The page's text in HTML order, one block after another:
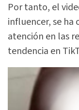
Por tanto, el
influencer, se
atención en las
tendencia en